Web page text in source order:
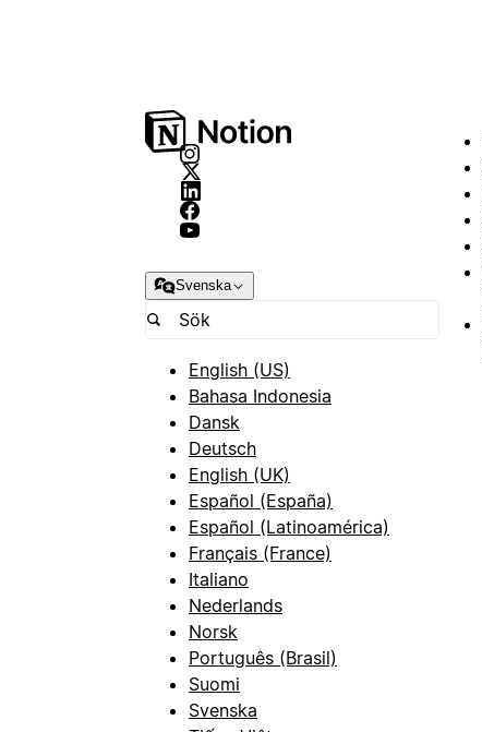
Svenska
English (US)
Bahasa Indonesia
Dansk
Deutsch
English (UK)
Español (España)
Español (Latinoamérica)
Français (France)
Italiano
Nederlands
Norsk
Português (Brasil)
Suomi
Svenska